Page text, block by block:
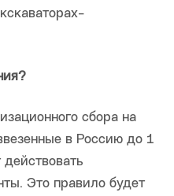
сбора на
в Россию до 1
Это правило будет